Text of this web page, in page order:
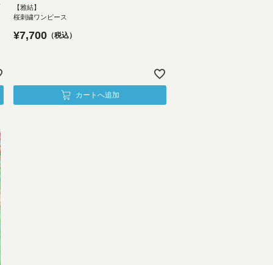
【雅結】
桜刺繍ワンピース
¥7,700 税込
カートへ追加